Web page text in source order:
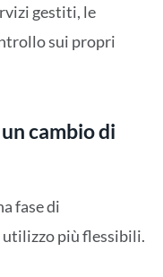
gestiti, le
sui propri
cambio di
fase di
più flessibili.